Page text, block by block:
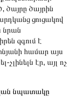
ծայրը ծայրին
ցուցակով
նրան
զգում է
համար այս
չլինելն էր, այլ ոչ
նպատակը